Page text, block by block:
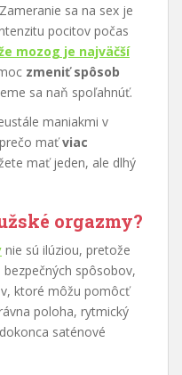
sa na sex je
pocitov počas
mozog je najväčší
zmeniť spôsob
sa naň spoľahnúť.
maniakmi v
maťviac
mať jeden, ale dlhý
orgazmy?
nie sú ilúziou, pretože
spôsobov,
ktoré môžu pomôcť
poloha, rytmický
saténové